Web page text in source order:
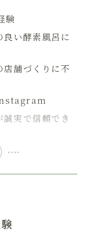
験
い酵素風呂に
舗づくりに不
誠実で信頼でき